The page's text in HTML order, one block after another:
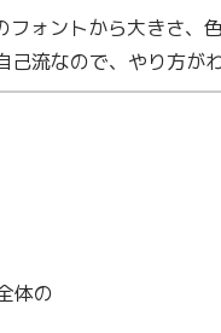
フォントから大きさ、
己流なので、やり方が
体の